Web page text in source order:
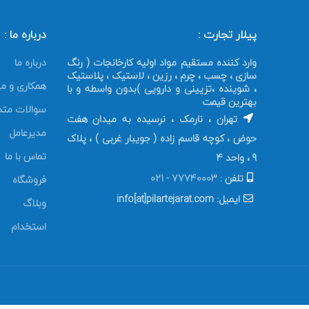
پیلار تجارت :
وارد کننده مستقیم مواد اولیه کارخانجات ( رنگ
سازی ، چسب ، چرم ، رزین ، لاستیک ، پلاستیک
، شوینده ،تزیینی و دارویی )بدون واسطه و با
بهترین قیمت
تهران ، نارمک ، نرسیده به میدان هفت
حوض ، کوچه قاسم زاده ( جویبار غربی ) ، پلاک
9 ، واحد 4
تلفن : 77740003 - 021
ایمیل: info[at]pilartejarat.com
درباره ما :
درباره ما
همکاری و
سوالات
مدیرعامل
تماس با ما
فروشگاه
وبلاگ
استخدام